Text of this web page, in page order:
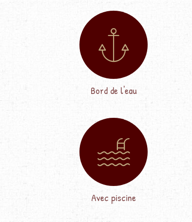
Bord de l'eau
Avec piscine